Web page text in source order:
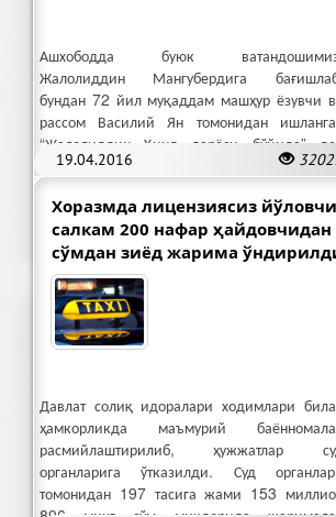
19.04.2016
Ашхободда буюк
Жалолиддин Мангубердига
бундан 72 йил муқаддам машҳур ёзувчи
рассом Василий Ян томонидан
“Жалолиддин Ҳинд дарёси бўйида”
номланган тасвирий санъат асари топилди.
Хоразмда лицензиясиз
салкам 200 нафар
сўмдан зиёд жарима
Давлат солиқ идоралари ходимлари
ҳамкорликда маъмурий
расмийлаштирилиб, ҳужжатлар
органларига ўтказилди. Суд
томонидан 197 тасига жами 153